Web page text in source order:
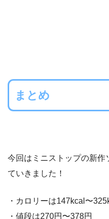
まとめ
今回はミニストップの新作
ていきました！
・カロリーは147kcal〜
・値段は270円〜378円